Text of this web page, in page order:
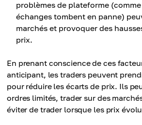
problèmes de plateforme
échanges tombent en panne)
marchés et provoquer des
prix.
En prenant conscience de ces
anticipant, les traders peuvent
pour réduire les écarts de prix. Ils
ordres limités, trader sur des
éviter de trader lorsque les prix